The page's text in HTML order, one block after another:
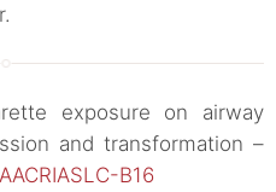
exposure on airway
and transformation –
B16